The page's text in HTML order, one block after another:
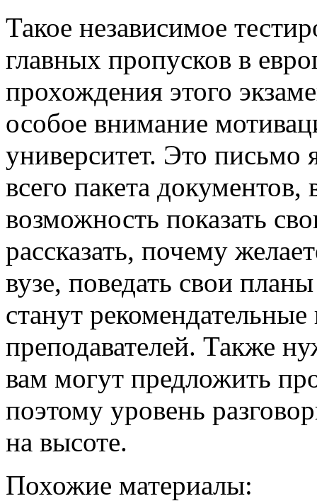
Такое независимое
главных пропусков в
прохождения этого
особое внимание
университет. Это письмо
всего пакета
возможность показать
рассказать, почему
вузе, поведать свои
станут
преподавателей. Также
вам могут предложить
поэтому уровень
на высоте.
Похожие материалы: